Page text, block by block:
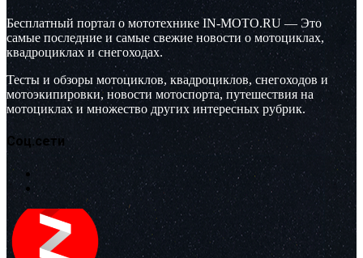
Бесплатный портал о мототехнике IN-MOTO.RU — Это
самые последние и самые свежие новости о мотоциклах,
квадроциклах и снегоходах.
Тесты и обзоры мотоциклов, квадроциклов, снегоходов и
мотоэкипировки, новости мотоспорта, путешествия на
мотоциклах и множество других интересных рубрик.
Соц.сети